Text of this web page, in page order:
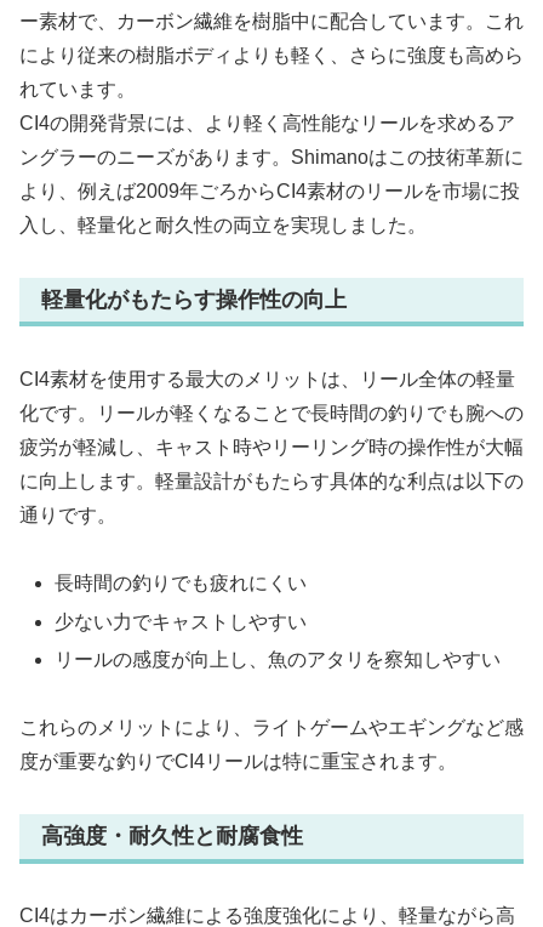
ー素材で、カーボン繊維を樹脂中に配合しています。これ
により従来の樹脂ボディよりも軽く、さらに強度も高めら
れています。
CI4の開発背景には、より軽く高性能なリールを求めるア
ングラーのニーズがあります。Shimanoはこの技術革新に
より、例えば2009年ごろからCI4素材のリールを市場に投
入し、軽量化と耐久性の両立を実現しました。
軽量化がもたらす操作性の向上
CI4素材を使用する最大のメリットは、リール全体の軽量
化です。リールが軽くなることで長時間の釣りでも腕への
疲労が軽減し、キャスト時やリーリング時の操作性が大幅
に向上します。軽量設計がもたらす具体的な利点は以下の
通りです。
長時間の釣りでも疲れにくい
少ない力でキャストしやすい
リールの感度が向上し、魚のアタリを察知しやすい
これらのメリットにより、ライトゲームやエギングなど感
度が重要な釣りでCI4リールは特に重宝されます。
高強度・耐久性と耐腐食性
CI4はカーボン繊維による強度強化により、軽量ながら高